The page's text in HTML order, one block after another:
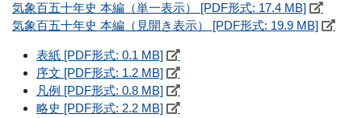
気象百五十年史 本編（単一表示） [PDF形式: 17.4 MB]
気象百五十年史 本編（見開き表示） [PDF形式: 19.9 MB]
表紙 [PDF形式: 0.1 MB]
序文 [PDF形式: 1.2 MB]
凡例 [PDF形式: 0.8 MB]
略史 [PDF形式: 2.2 MB]